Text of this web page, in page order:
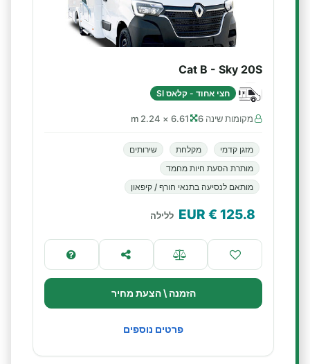
Cat B - Sky 20S
חצי אחוד - קלאס SI
מקומות שינה 6 6.61 × 2.24 m
מזגן קדמי מקלחת
שירותים
מותרת הסעת חיות מחמד
מותאם לנסיעה בתנאי חורף / קיפאון
125.8
€ EUR ללילה
הזמנה \ הצעת מחיר
פרטים נוספים